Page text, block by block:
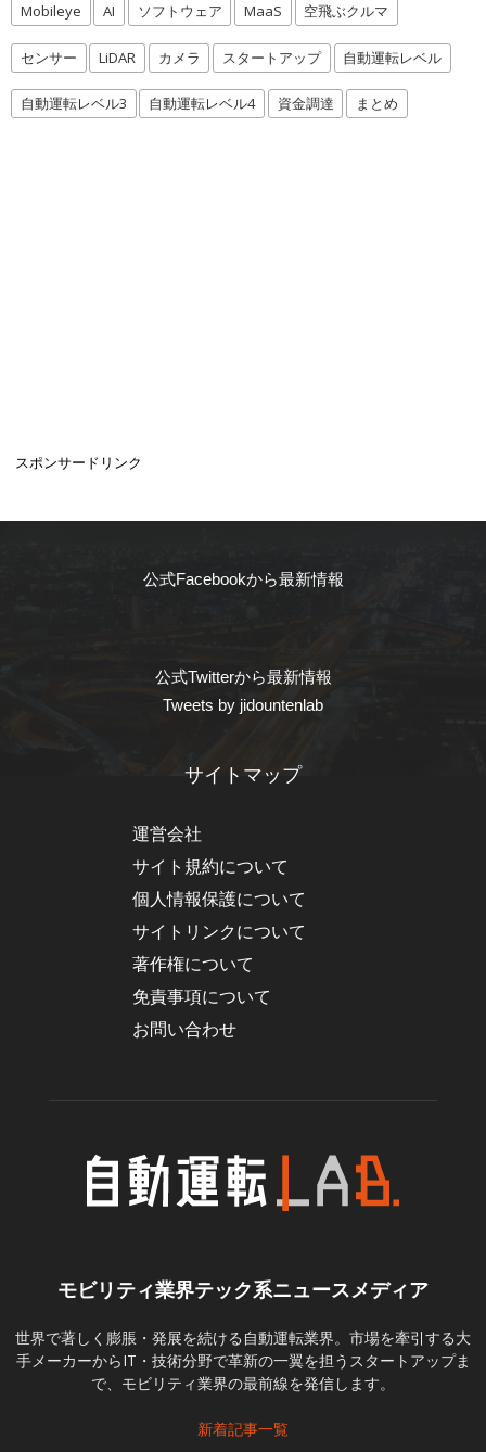
Mobileye AI ソフトウェア MaaS 空飛ぶクルマ
センサー LiDAR カメラ スタートアップ 自動運転レベル
自動運転レベル3 自動運転レベル4 資金調達 まとめ
スポンサードリンク
公式Facebookから最新情報
公式Twitterから最新情報
Tweets by jidountenlab
サイトマップ
運営会社
サイト規約について
個人情報保護について
サイトリンクについて
著作権について
免責事項について
お問い合わせ
モビリティ業界テック系ニュースメディア
世界で著しく膨脹・発展を続ける自動運転業界。市場を牽引する大
手メーカーからIT・技術分野で革新の一翼を担うスタートアップま
で、モビリティ業界の最前線を発信します。
新着記事一覧